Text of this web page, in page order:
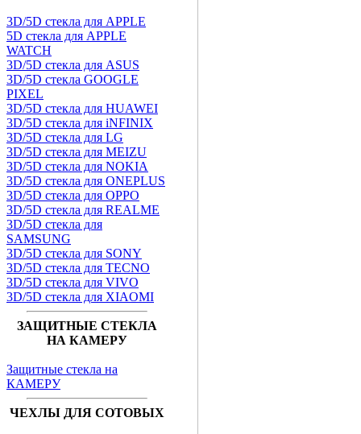
3D/5D стекла для APPLE
5D стекла для APPLE
WATCH
3D/5D стекла для ASUS
3D/5D стекла GOOGLE
PIXEL
3D/5D стекла для HUAWEI
3D/5D стекла для iNFINIX
3D/5D стекла для LG
3D/5D стекла для MEIZU
3D/5D стекла для NOKIA
3D/5D стекла для ONEPLUS
3D/5D стекла для OPPO
3D/5D стекла для REALME
3D/5D стекла для
SAMSUNG
3D/5D стекла для SONY
3D/5D стекла для TECNO
3D/5D стекла для VIVO
3D/5D стекла для XIAOMI
ЗАЩИТНЫЕ СТЕКЛА
НА КАМЕРУ
Защитные стекла на
КАМЕРУ
ЧЕХЛЫ ДЛЯ СОТОВЫХ